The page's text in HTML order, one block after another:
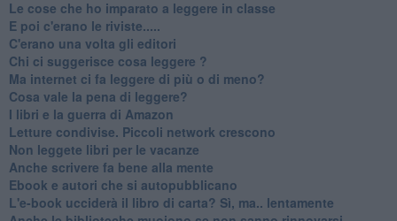
​Le cose che ho imparato a leggere in classe
​E poi c'erano le riviste.....
​C'erano una volta gli editori
​Chi ci suggerisce cosa leggere ?
​Ma internet ci fa leggere di più o di meno?
​Cosa vale la pena di leggere?
I libri e la guerra di Amazon
​Letture condivise. Piccoli network crescono
​Non leggete libri per le vacanze
​Anche scrivere fa bene alla mente
​Ebook e autori che si autopubblicano
​L'e-book ucciderà il libro di carta? Sì, ma.. lentamente